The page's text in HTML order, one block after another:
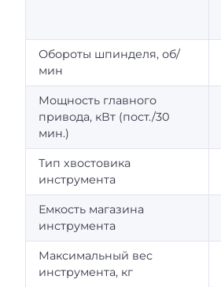
Обороты шпинделя, об/
мин
Мощность главного
привода, кВт (пост./30
мин.)
Тип хвостовика
инструмента
Емкость магазина
инструмента
Максимальный вес
инструмента, кг